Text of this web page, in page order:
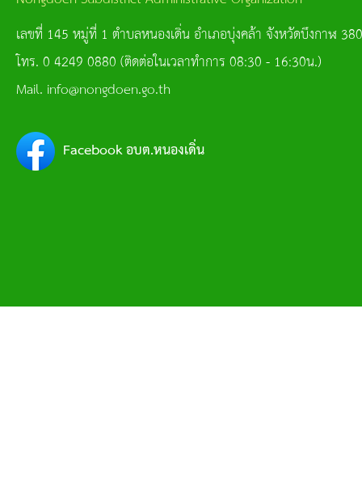
เลขที่ 145 หมู่ที่ 1 ตำบลหนองเดิ่น อำเภอบุ่งคล้า จังหวัดบึงกาฬ
โทร. 0 4249 0880 (ติดต่อในเวลาทำการ 08:30 - 16:30น.)
Mail. info@nongdoen.go.th
Facebook อบต.หนองเดิ่น